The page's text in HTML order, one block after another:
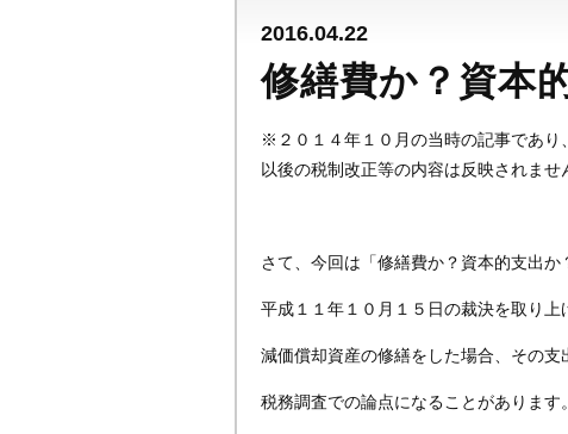
2016.04.22
修繕費か？資本
※２０１４年１０月の当時の記事であり、
以後の税制改正等の内容は反映されませ
さて、今回は「修繕費か？資本的支出か
平成１１年１０月１５日の裁決を取り上
減価償却資産の修繕をした場合、その支
税務調査での論点になることがあります。